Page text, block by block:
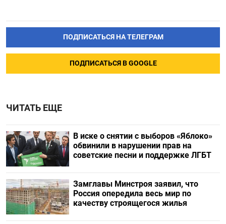
ПОДПИСАТЬСЯ НА ТЕЛЕГРАМ
ПОДПИСАТЬСЯ В GOOGLE
ЧИТАТЬ ЕЩЕ
В иске о снятии с выборов «Яблоко»
обвинили в нарушении прав на
советские песни и поддержке ЛГБТ
Замглавы Минстроя заявил, что
Россия опередила весь мир по
качеству строящегося жилья